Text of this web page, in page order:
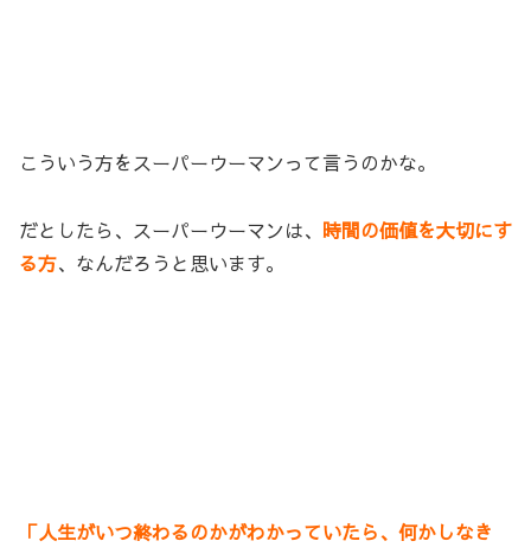
こういう方をスーパーウーマンって言うのかな。
だとしたら、スーパーウーマンは、 時間の価値を大切にす
る方、なんだろうと思います。
「人生がいつ終わるのかがわかっていたら、何かしなき